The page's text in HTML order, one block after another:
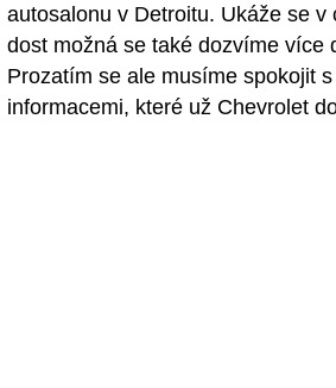
autosalonu v Detroitu. Ukáže se v
dost možná se také dozvíme více
Prozatím se ale musíme spokojit
informacemi, které už Chevrolet